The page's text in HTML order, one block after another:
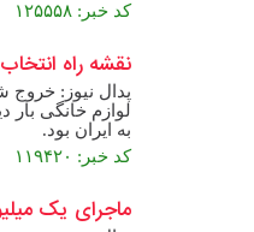
کد خبر: ۱۲۵۵۵۸ تاریخ انتشار : ۱۳۹۹/۰۳/۱۹
نقشه راه
پدال نیوز:
لوازم خانگی
به ایران بود.
کد خبر: ۱۱۹۴۲۰ تاریخ انتشار : ۱۳۹۸/۱۱/۲۹
ماجرای یک میلیون و 10 هزار خریداری که بدون